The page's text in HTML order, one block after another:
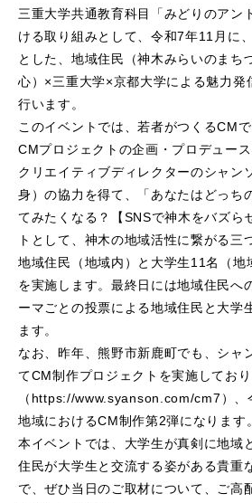
三重大学共通教育科目「みどりのアン
ける取り組みとして、令和7年11月に
とした、地域住民（神木みらいのまち
心）×三重大学×京都大学による魅力発
行います。
このイベントでは、若者がつくるCM
CMプロジェクトの企画・プロデュー
クリエイティブディレクターのシャン
身）の協力を得て、「あなたはどっち
てみたくなる？【SNSで神木をバズら
トとして、神木の地域活性に繋がる三
地域住民（地域内）と大学生11名（地
を実施します。最終日には地域住民へ
ーマごとの投票による地域住民と大学
ます。
なお、昨年、熊野市新鹿町でも、シャ
てCM制作プロジェクトを実施しており
（https://www.syanson.com/cm7）、
地域におけるCM制作第2弾になります。
本イベントでは、大学生が真剣に地域
住民が大学生と交流する姿がある貴重
で、ぜひ当日のご取材について、ご高